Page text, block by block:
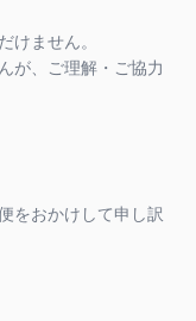
けません。
が、ご理解・ご協力
をおかけして申し訳